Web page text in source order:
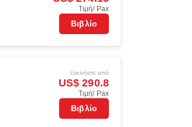
Τιμή/ Pax
Βιβλίο
Ξεκινήστε από
US$ 290.8
Τιμή/ Pax
Βιβλίο